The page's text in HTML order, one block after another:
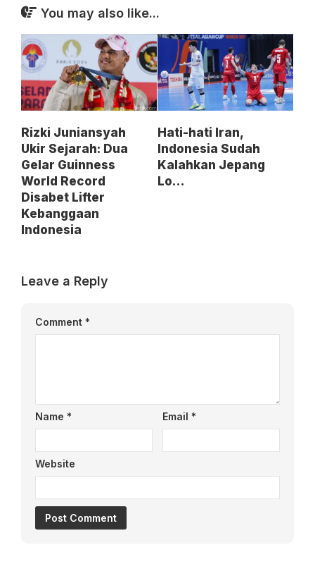
You may also like...
Rizki Juniansyah
Ukir Sejarah: Dua
Gelar Guinness
World Record
Disabet Lifter
Kebanggaan
Indonesia
Hati-hati Iran,
Indonesia Sudah
Kalahkan Jepang
Lo…
Leave a Reply
Comment *
Name * Email *
Website